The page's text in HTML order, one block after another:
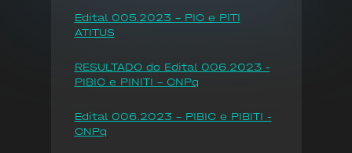
Edital 005.2023 - PIC e PITI
ATITUS
RESULTADO do Edital 006.2023 -
PIBIC e PINITI - CNPq
Edital 006.2023 - PIBIC e PIBITI -
CNPq